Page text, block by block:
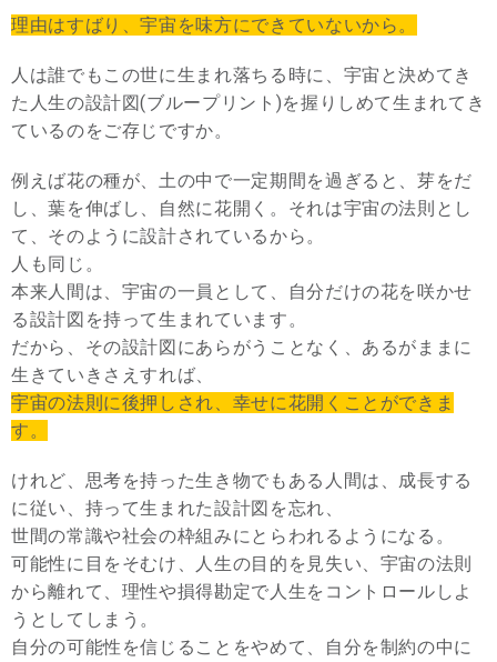
理由はすばり、宇宙を味方にできていないから。
人は誰でもこの世に生まれ落ちる時に、宇宙と決めてき
た人生の設計図(ブループリント)を握りしめて生まれてき
ているのをご存じですか。
例えば花の種が、土の中で一定期間を過ぎると、芽をだ
し、葉を伸ばし、自然に花開く。それは宇宙の法則とし
て、そのように設計されているから。
人も同じ。
本来人間は、宇宙の一員として、自分だけの花を咲かせ
る設計図を持って生まれています。
だから、その設計図にあらがうことなく、あるがままに
生きていきさえすれば、
宇宙の法則に後押しされ、幸せに花開くことができま
す。
けれど、思考を持った生き物でもある人間は、成長する
に従い、持って生まれた設計図を忘れ、
世間の常識や社会の枠組みにとらわれるようになる。
可能性に目をそむけ、人生の目的を見失い、宇宙の法則
から離れて、理性や損得勘定で人生をコントロールしよ
うとしてしまう。
自分の可能性を信じることをやめて、自分を制約の中に